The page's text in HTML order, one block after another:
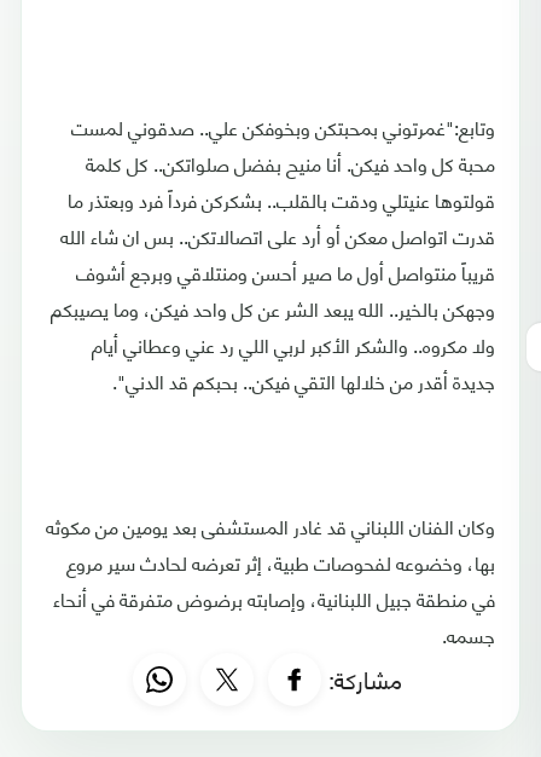
وتابع:"غمرتوني بمحبتكن وبخوفكن علي.. صدقوني لمست
محبة كل واحد فيكن. أنا منيح بفضل صلواتكن.. كل كلمة
قولتوها عنيتلي ودقت بالقلب.. بشكركن فرداً فرد وبعتذر ما
قدرت اتواصل معكن أو أرد على اتصالاتكن.. بس ان شاء الله
قريباً منتواصل أول ما صير أحسن ومنتلاقي وبرجع أشوف
وجهكن بالخير.. الله يبعد الشر عن كل واحد فيكن، وما يصيبكم
ولا مكروه.. والشكر الأكبر لربي اللي رد عني وعطاني أيام
جديدة أقدر من خلالها التقي فيكن.. بحبكم قد الدني".
وكان الفنان اللبناني قد غادر المستشفى بعد يومين من مكوثه
بها، وخضوعه لفحوصات طبية، إثر تعرضه لحادث سير مروع
في منطقة جبيل اللبنانية، وإصابته برضوض متفرقة في أنحاء
جسمه.
مشاركة: